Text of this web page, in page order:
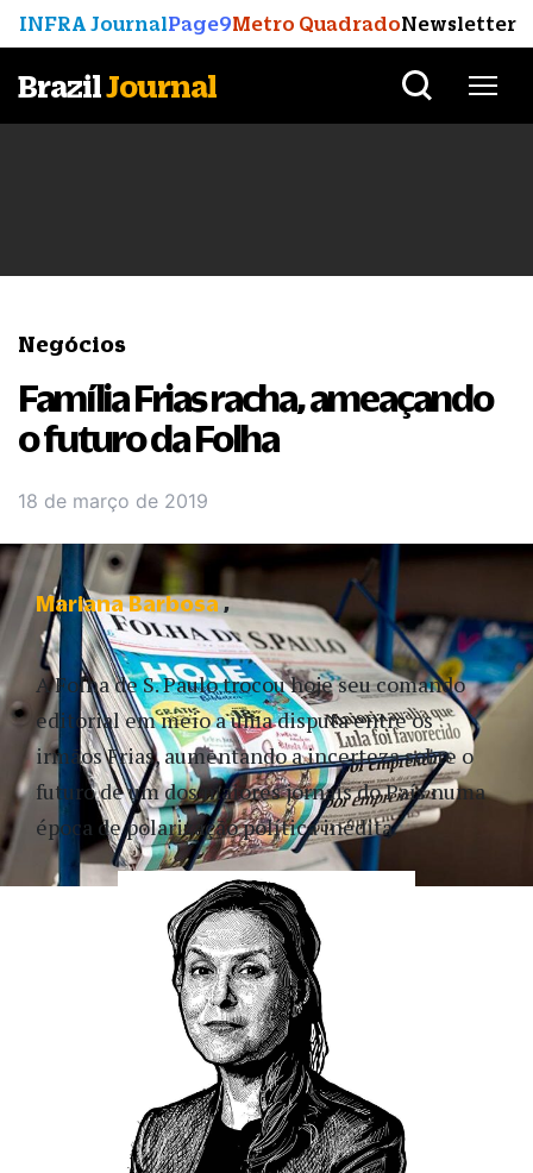
INFRA JournalPage9Metro QuadradoNewsletter
BrazilJournal
Negócios
Família Frias racha, ameaçando
o futuro da Folha
18 de março de 2019
A Folha de S. Paulo trocou hoje seu comando
editorial em meio a uma disputa entre os
irmãos Frias, aumentando a incerteza sobre o
futuro de um dos maiores jornais do País numa
época de polarização política inédita.
Mariana Barbosa